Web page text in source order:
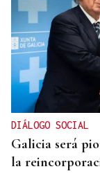
DIÁLOGO SOCIAL
Galicia será
la